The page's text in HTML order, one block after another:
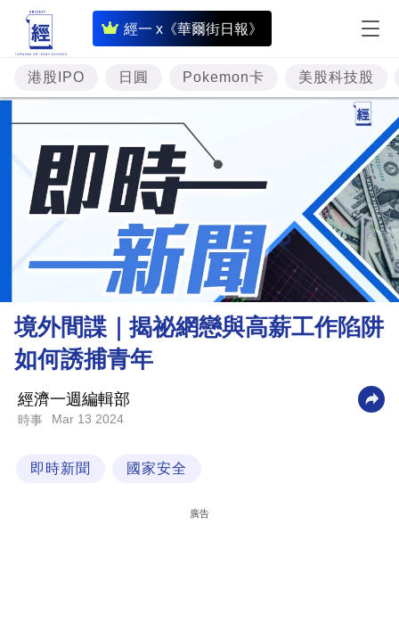
經一 x《華爾街日報》
即
時
財
經
專
題
投
資
樓
市
商
業
科
港股IPO 日圓 Pokemon卡 美股科技股
境外間諜｜揭祕網戀與高薪工作陷阱
如何誘捕青年
經濟一週編輯部
時事 Mar 13 2024
即時新聞 國家安全
廣告